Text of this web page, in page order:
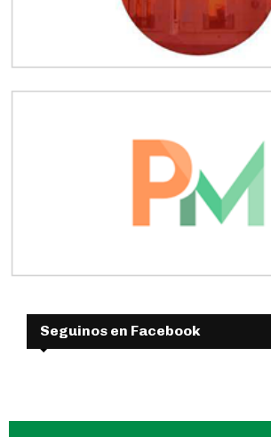
Seguinos en Facebook